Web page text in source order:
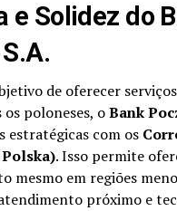
e Solidez do
de oferecer
os poloneses, oBank
estratégicas com os
. Isso permite
mesmo em regiões
próximo e